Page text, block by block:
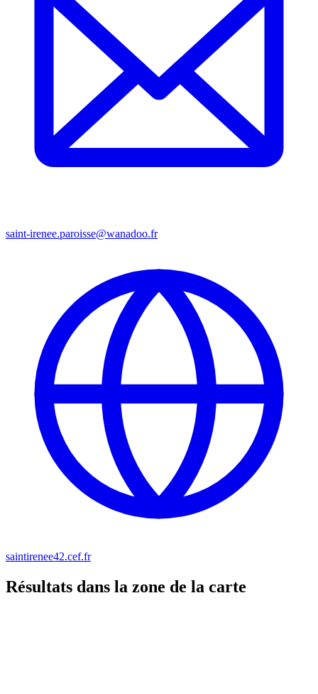
saint-irenee.paroisse@wanadoo.fr
saintirenee42.cef.fr
Résultats dans la zone de la carte